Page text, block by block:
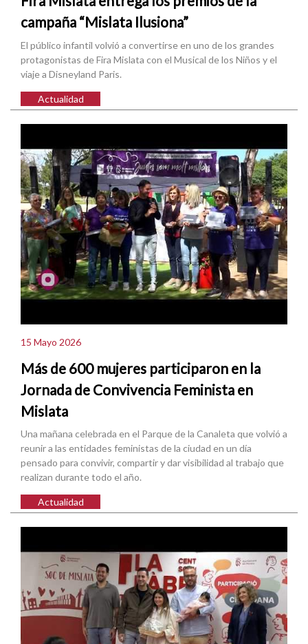
campaña “Mislata Ilusiona”
El público infantil volvió a convertirse en uno de los grandes
protagonistas de Fira Mislata con el Musical de los Niños y el
viaje a Disneyland Paris.
Actualidad
15 Mayo 2026
Más de 600 mujeres participaron en la
Jornada de Convivencia Feminista en
Mislata
Una mañana celebrada en el Parque de la Canaleta que volvió a
reunir a las entidades feministas de la ciudad en un día
pensado para convivir, compartir y dar visibilidad al trabajo que
realizan durante todo el año.
Actualidad